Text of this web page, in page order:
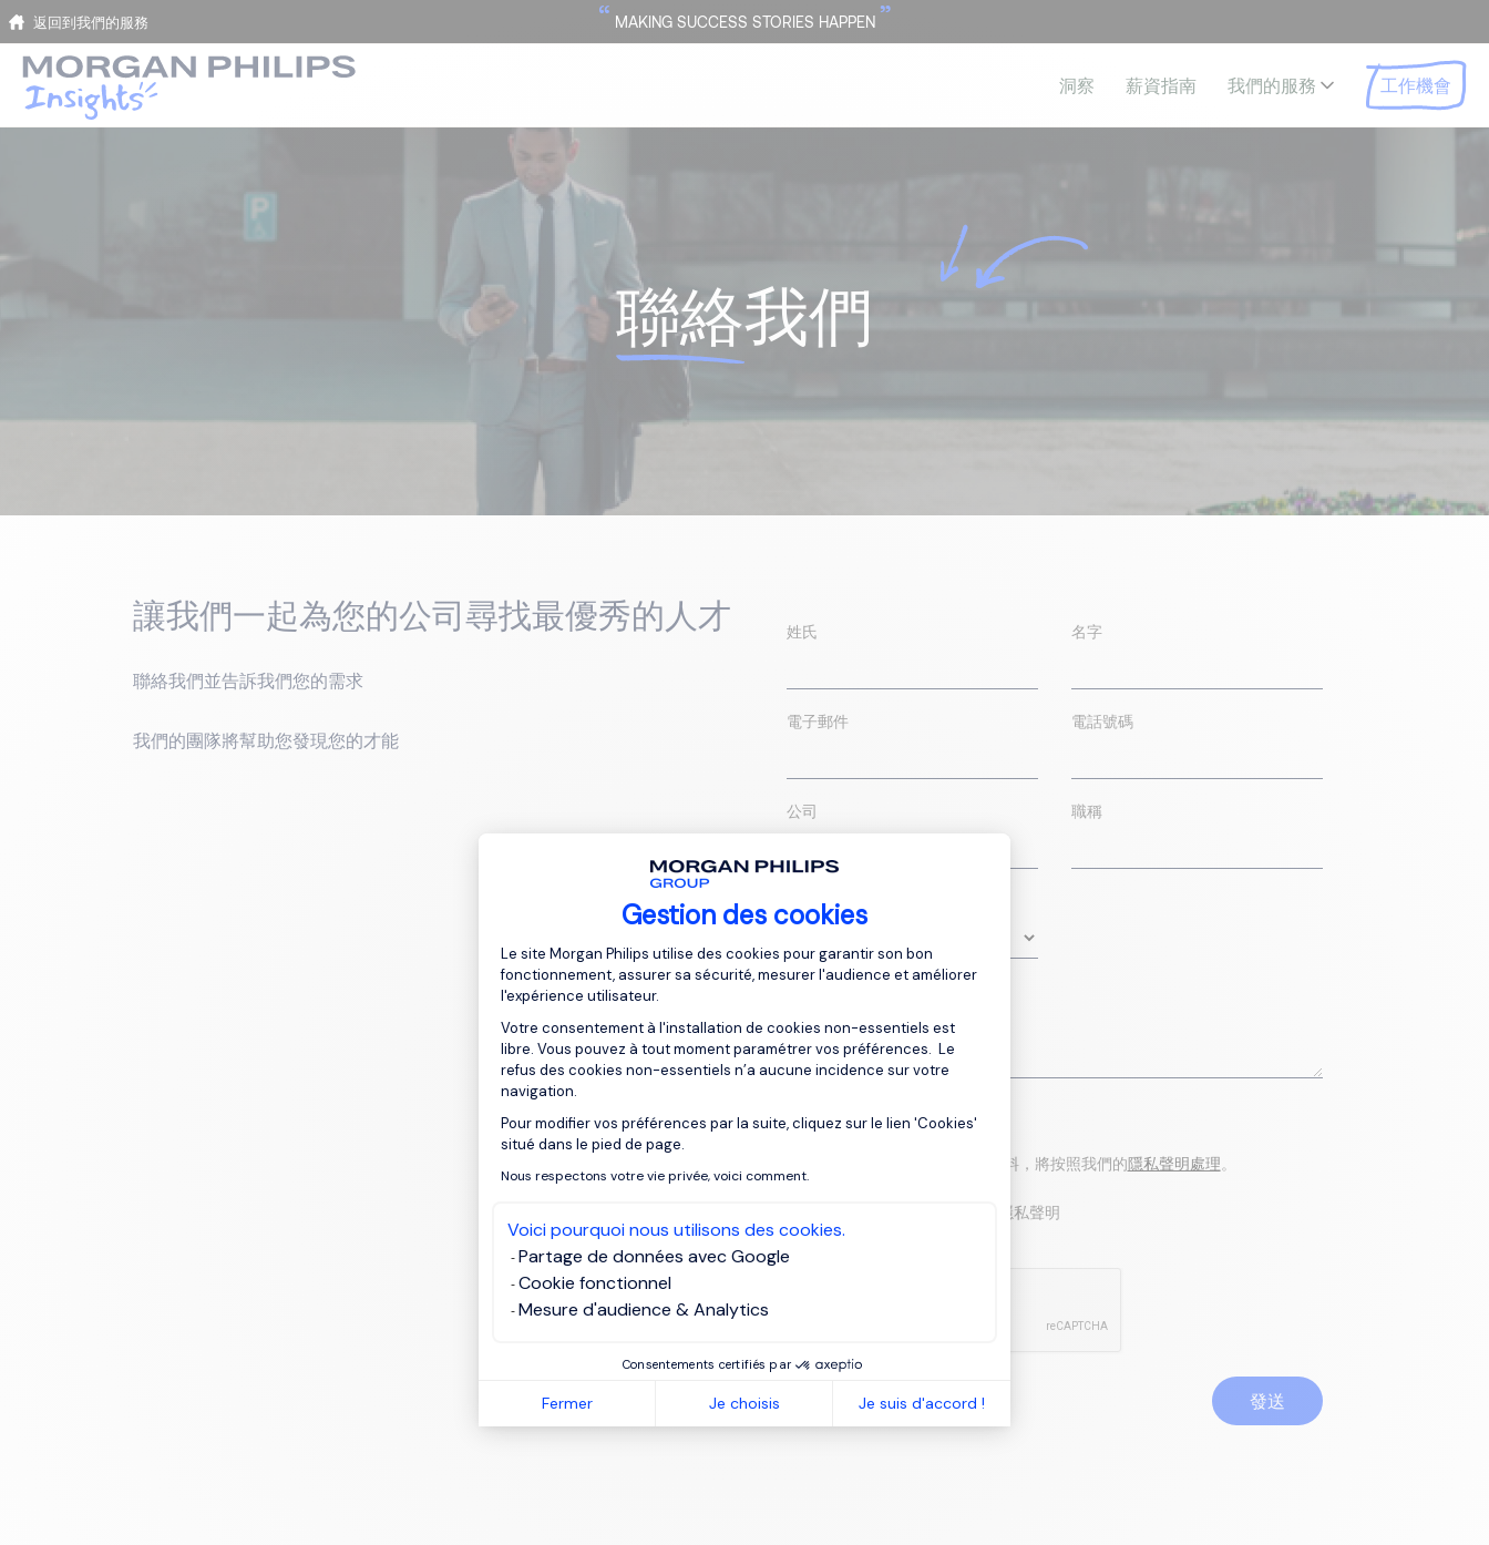
Gestion des cookies
Plateforme de Gestion du Consentement : Personnalisez vos Options
Le site Morgan Philips utilise des cookies pour garantir son bon
fonctionnement, assurer sa sécurité, mesurer l'audience et améliorer
l'expérience utilisateur.
Votre consentement à l'installation de cookies non-essentiels est
libre. Vous pouvez à tout moment paramétrer vos préférences. Le
refus des cookies non-essentiels n’a aucune incidence sur votre
navigation.
Pour modifier vos préférences par la suite, cliquez sur le lien 'Cookies'
situé dans le pied de page.
Nous respectons votre vie privée, voici comment.
Voici pourquoi nous utilisons des cookies.
Partage de données avec Google
Cookie fonctionnel
Mesure d'audience & Analytics
Consentements certifiés par
Fermer Je choisis Je suis d'accord !
Axeptio consent
返回到我們的服務 “ MAKING SUCCESS STORIES HAPPEN ”
洞察 薪資指南 我們的服務 工作機會
聯絡我們
讓我們一起為您的公司尋找最優秀的人才
聯絡我們並告訴我們您的需求
我們的團隊將幫助您發現您的才能
姓氏 名字
電子郵件 電話號碼
公司 職稱
您通過提交此表格提供的個人資料，將按照我們的隱私聲明處理。
我同意 Morgan Philips 的隱私聲明